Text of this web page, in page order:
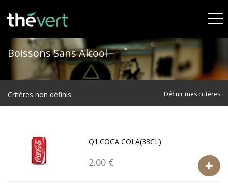
Boissons Sans Alcool
Critères non définis Définir mes critères
Q1.COCA COLA(33CL)
2.00 €